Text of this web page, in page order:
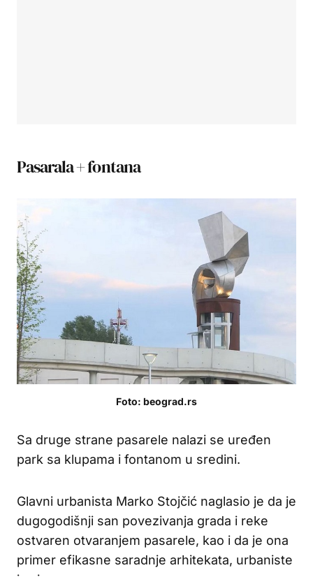
Pasarala + fontana
Foto: beograd.rs
Sa druge strane pasarele nalazi se uređen
park sa klupama i fontanom u sredini.
Glavni urbanista Marko Stojčić naglasio je da je
dugogodišnji san povezivanja grada i reke
ostvaren otvaranjem pasarele, kao i da je ona
primer efikasne saradnje arhitekata, urbaniste